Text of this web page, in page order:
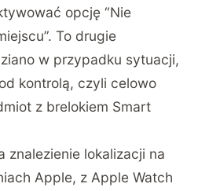
opcję “Nie
To drugie
w przypadku sytuacji,
kontrolą, czyli celowo
z brelokiem Smart
znalezienie lokalizacji na
Apple, z Apple Watch